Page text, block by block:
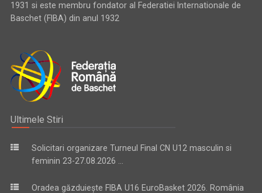
1931 si este membru fondator al Federatiei Internationale de
Baschet (FIBA) din anul 1932
Ultimele Stiri
Solicitari organizare Turneul Final CN U12 masculin si
feminin 23-27.08.2026 ...
Oradea găzduiește FIBA U16 EuroBasket 2026. România